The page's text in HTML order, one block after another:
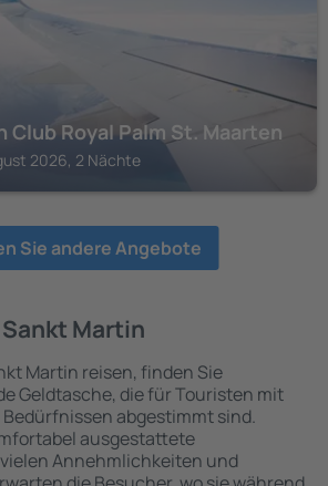
Club Royal Palm St. Maarten
2026, 2 Nächte
Sie andere Angebote
Martin
Martin reisen, finden Sie
Geldtasche, die für Touristen mit
abgestimmt sind.
ausgestattete
Annehmlichkeiten und